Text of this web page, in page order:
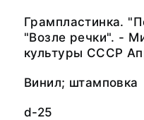
Грампластинка.
"Возле речки". -
культуры СССР
Винил; штамповка
d-25